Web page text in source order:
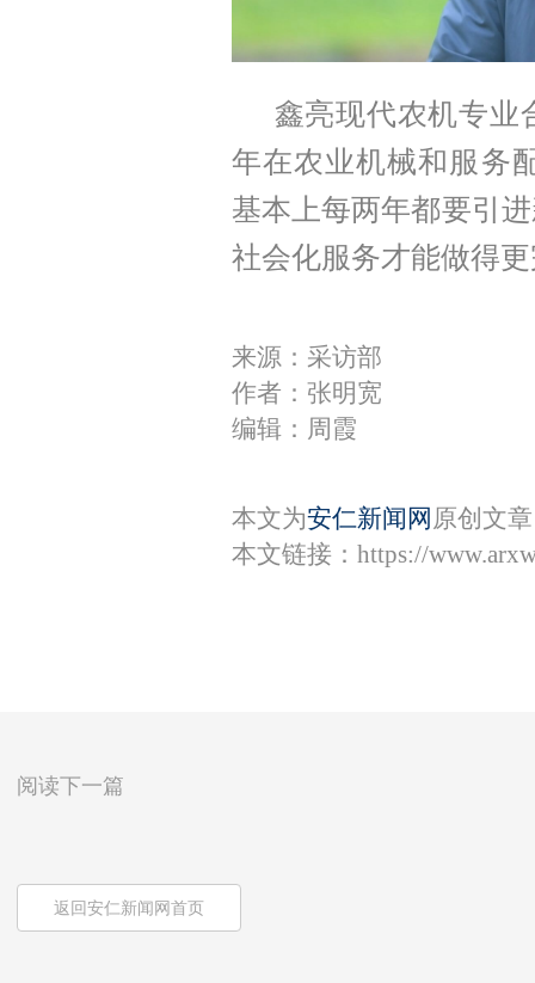
鑫亮现代农机专业
年在农业机械和服务
基本上每两年都要引
社会化服务才能做得
来源：采访部
作者：张明宽
编辑：周霞
本文为安仁新闻网 原创文
本文链接： https://
阅读下一篇
返回安仁新闻网首页